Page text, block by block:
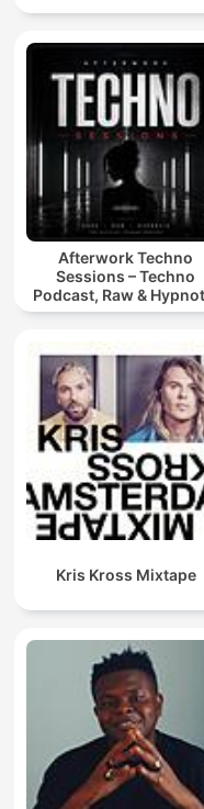
Afterwork Techno
Sessions – Techno
Podcast, Raw &
Techno Mixes
Kris Kross Mixtape